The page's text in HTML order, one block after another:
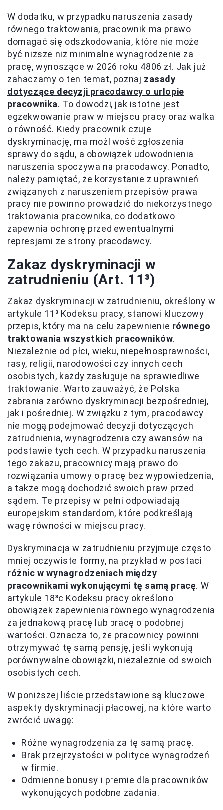
W dodatku, w przypadku naruszenia zasady
równego traktowania, pracownik ma prawo
domagać się odszkodowania, które nie może
być niższe niż minimalne wynagrodzenie za
pracę, wynoszące w 2026 roku 4806 zł. Jak już
zahaczamy o ten temat, poznaj zasady
dotyczące decyzji pracodawcy o urlopie
pracownika. To dowodzi, jak istotne jest
egzekwowanie praw w miejscu pracy oraz walka
o równość. Kiedy pracownik czuje
dyskryminację, ma możliwość zgłoszenia
sprawy do sądu, a obowiązek udowodnienia
naruszenia spoczywa na pracodawcy. Ponadto,
należy pamiętać, że korzystanie z uprawnień
związanych z naruszeniem przepisów prawa
pracy nie powinno prowadzić do niekorzystnego
traktowania pracownika, co dodatkowo
zapewnia ochronę przed ewentualnymi
represjami ze strony pracodawcy.
Zakaz dyskryminacji w
zatrudnieniu (Art. 11³)
Zakaz dyskryminacji w zatrudnieniu, określony w
artykule 11³ Kodeksu pracy, stanowi kluczowy
przepis, który ma na celu zapewnienie równego
traktowania wszystkich pracowników.
Niezależnie od płci, wieku, niepełnosprawności,
rasy, religii, narodowości czy innych cech
osobistych, każdy zasługuje na sprawiedliwe
traktowanie. Warto zauważyć, że Polska
zabrania zarówno dyskryminacji bezpośredniej,
jak i pośredniej. W związku z tym, pracodawcy
nie mogą podejmować decyzji dotyczących
zatrudnienia, wynagrodzenia czy awansów na
podstawie tych cech. W przypadku naruszenia
tego zakazu, pracownicy mają prawo do
rozwiązania umowy o pracę bez wypowiedzenia,
a także mogą dochodzić swoich praw przed
sądem. Te przepisy w pełni odpowiadają
europejskim standardom, które podkreślają
wagę równości w miejscu pracy.
Dyskryminacja w zatrudnieniu przyjmuje często
mniej oczywiste formy, na przykład w postaci
różnic w wynagrodzeniach między
pracownikami wykonującymi tę samą pracę. W
artykule 18³c Kodeksu pracy określono
obowiązek zapewnienia równego wynagrodzenia
za jednakową pracę lub pracę o podobnej
wartości. Oznacza to, że pracownicy powinni
otrzymywać tę samą pensję, jeśli wykonują
porównywalne obowiązki, niezależnie od swoich
osobistych cech.
W poniższej liście przedstawione są kluczowe
aspekty dyskryminacji płacowej, na które warto
zwrócić uwagę:
Różne wynagrodzenia za tę samą pracę.
Brak przejrzystości w polityce wynagrodzeń
w firmie.
Odmienne bonusy i premie dla pracowników
wykonujących podobne zadania.